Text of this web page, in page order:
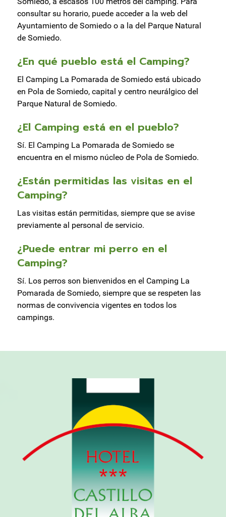
consultar su horario, puede acceder a la web del
Ayuntamiento de Somiedo o a la del Parque Natural
de Somiedo.
¿En qué pueblo está el Camping?
El Camping La Pomarada de Somiedo está ubicado
en Pola de Somiedo, capital y centro neurálgico del
Parque Natural de Somiedo.
¿El Camping está en el pueblo?
Sí. El Camping La Pomarada de Somiedo se
encuentra en el mismo núcleo de Pola de Somiedo.
¿Están permitidas las visitas en el
Camping?
Las visitas están permitidas, siempre que se avise
previamente al personal de servicio.
¿Puede entrar mi perro en el
Camping?
Sí. Los perros son bienvenidos en el Camping La
Pomarada de Somiedo, siempre que se respeten las
normas de convivencia vigentes en todos los
campings.